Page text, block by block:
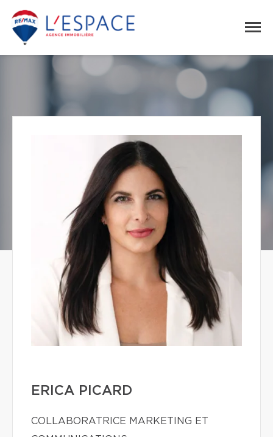
ERICA PICARD
COLLABORATRICE MARKETING ET